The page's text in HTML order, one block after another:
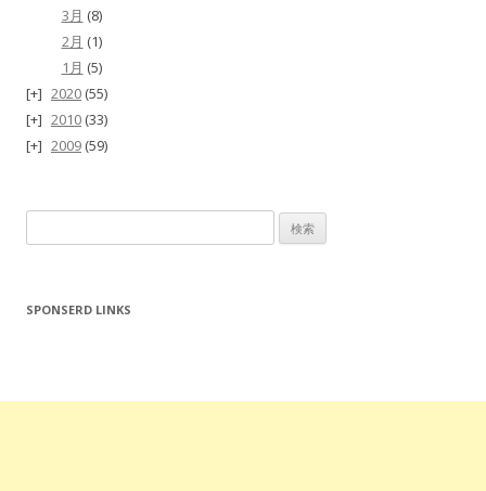
3月 (8)
2月 (1)
1月 (5)
2020 (55)
2010 (33)
2009 (59)
索:
SPONSERD LINKS